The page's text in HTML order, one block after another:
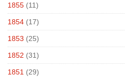
1855 (11)
1854 (17)
1853 (25)
1852 (31)
1851 (29)